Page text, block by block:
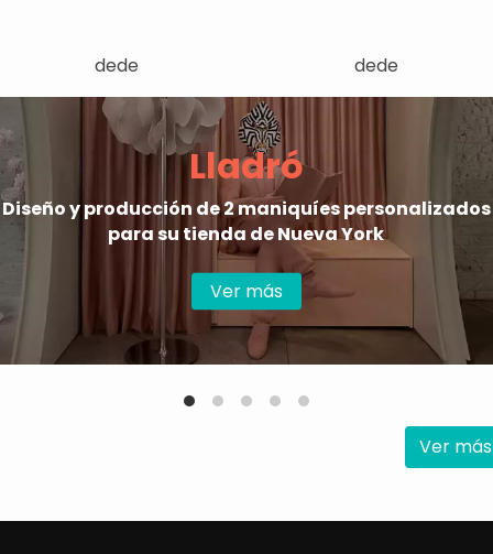
dede dede
Lladró
Diseño y producción de 2 maniquíes personalizados
para su tienda de Nueva York
Ver más
Ver más